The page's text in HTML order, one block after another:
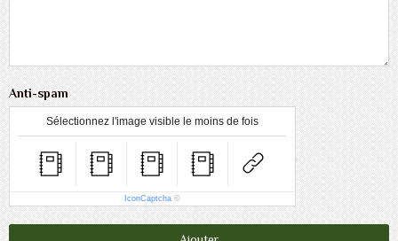
Anti-spam
Sélectionnez l'image visible le moins de fois
IconCaptcha ©